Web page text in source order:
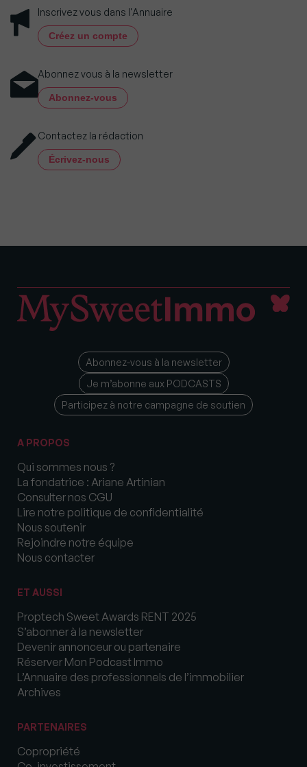
Inscrivez vous dans l'Annuaire
Créez un compte
Abonnez vous à la newsletter
Abonnez-vous
Contactez la rédaction
Écrivez-nous
Abonnez-vous à la newsletter
Je m’abonne aux PODCASTS
Participez à notre campagne de soutien
A PROPOS
Qui sommes nous ?
La fondatrice : Ariane Artinian
Consulter nos CGU
Lire notre politique de confidentialité
Nous soutenir
Rejoindre notre équipe
Nous contacter
ET AUSSI
Proptech Sweet Awards RENT 2025
S’abonner à la newsletter
Devenir annonceur ou partenaire
Réserver Mon Podcast Immo
L’Annuaire des professionnels de l’immobilier
Archives
PARTENAIRES
Copropriété